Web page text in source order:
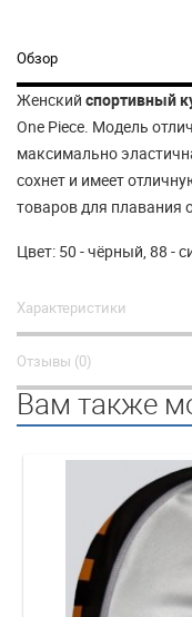
Обзор
Женский спортивный
One Piece. Модель
максимально
сохнет и имеет
товаров для плавания
Цвет: 50 - чёрный, 88 -
Характеристики
Отзывы (0)
Вам также